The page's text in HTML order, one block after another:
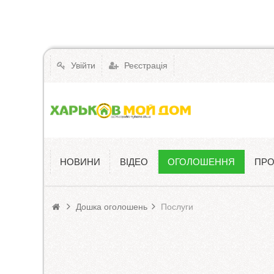
Увійти Реєстрація
Оголошення
НОВИНИ ВІДЕО ОГОЛОШЕННЯ
Дошка оголошень Послуги